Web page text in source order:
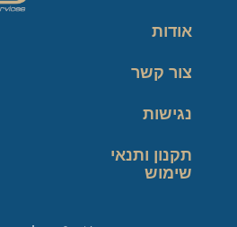
אודות
צור קשר
נגישות
תקנון ותנאי
שימוש